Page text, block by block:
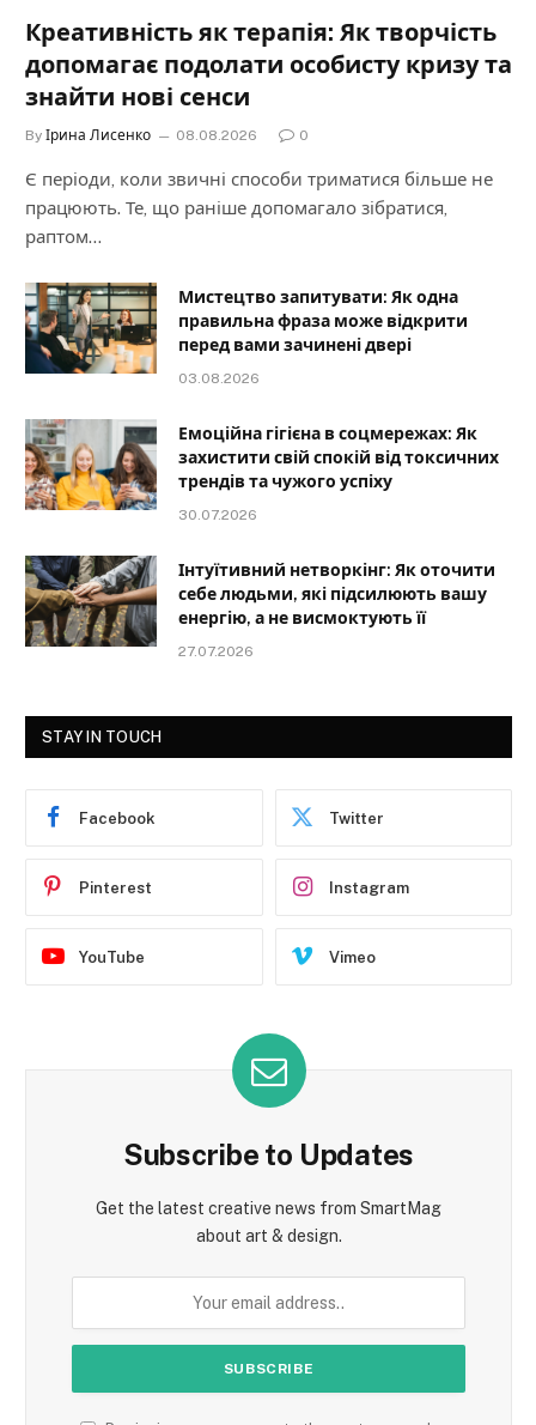
Креативність як терапія: Як творчість
допомагає подолати особисту кризу та
знайти нові сенси
By Ірина Лисенко 08.08.2026 0
Є періоди, коли звичні способи триматися більше не
працюють. Те, що раніше допомагало зібратися,
раптом…
Мистецтво запитувати: Як одна
правильна фраза може відкрити
перед вами зачинені двері
03.08.2026
Емоційна гігієна в соцмережах: Як
захистити свій спокій від токсичних
трендів та чужого успіху
30.07.2026
Інтуїтивний нетворкінг: Як оточити
себе людьми, які підсилюють вашу
енергію, а не висмоктують її
27.07.2026
STAY IN TOUCH
Facebook Twitter
Pinterest Instagram
YouTube Vimeo
Subscribe to Updates
Get the latest creative news from SmartMag
about art & design.